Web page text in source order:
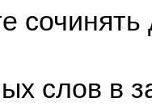
сочинять
слов в